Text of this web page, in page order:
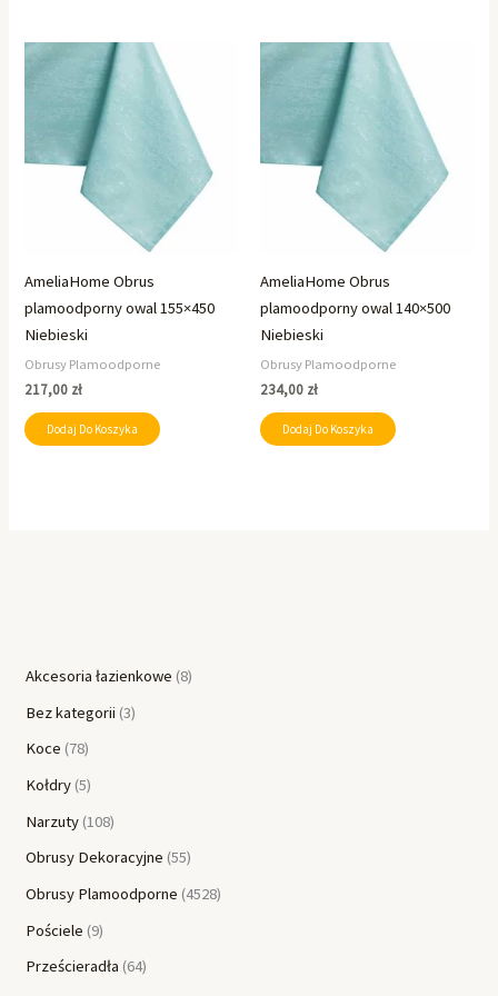
Akcesoria łazienkowe 8
Bez kategorii 3
Koce 78
Kołdry 5
Narzuty 108
Obrusy Dekoracyjne 55
Obrusy Plamoodporne 4528
Pościele 9
Prześcieradła 64
AmeliaHome Obrus
plamoodporny owal 155×450
Niebieski
Obrusy Plamoodporne
217,00 zł
Dodaj Do Koszyka
AmeliaHome Obrus
plamoodporny owal 140×500
Niebieski
Obrusy Plamoodporne
234,00 zł
Dodaj Do Koszyka